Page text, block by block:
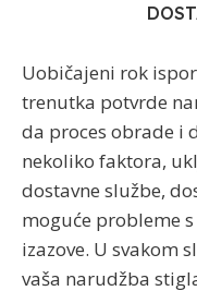
Uobičajeni rok
trenutka potvrde
da proces obrade i
nekoliko faktora,
dostavne službe,
moguće probleme
izazove. U svakom
vaša narudžba